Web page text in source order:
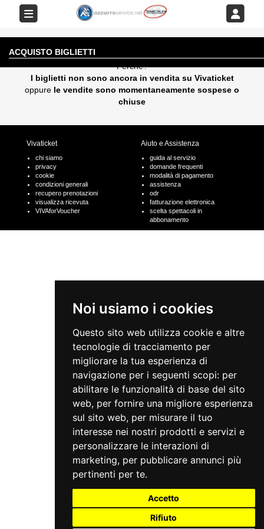
Noi usiamo i cookies
Questo sito web utilizza cookie e altre
tecnologie di tracciamento per
migliorare la tua esperienza di
navigazione per i seguenti scopi: per
abilitare le funzionalità di base del sito
web, per fornire una migliore esperienza
sul sito web, per misurare il tuo
interesse nei nostri prodotti e servizi e
personalizzare le interazioni di
marketing, per pubblicare annunci più
pertinenti per te.
Accetto
Rifiuto
ACQUISTO BIGLIETTI
EVENTO AL MOMENTO NON DISPONIBILE
Perchè?
I biglietti non sono ancora in vendita su Vivaticket
oppure le vendite sono momentaneamente sospese o
chiuse
Vivaticket
chi siamo
privacy
cookie
condizioni generali
recupero prenotazioni
visualizza ricevuta
VIVAforVoucher
Aiuto e Assistenza
guida al servizio
domande frequenti
modalità di pagamento
assistenza
odr
fatturazione elettronica
scelta spettacoli in
abbonamento